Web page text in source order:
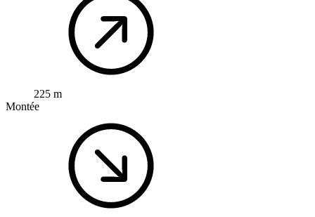
225 m
Montée